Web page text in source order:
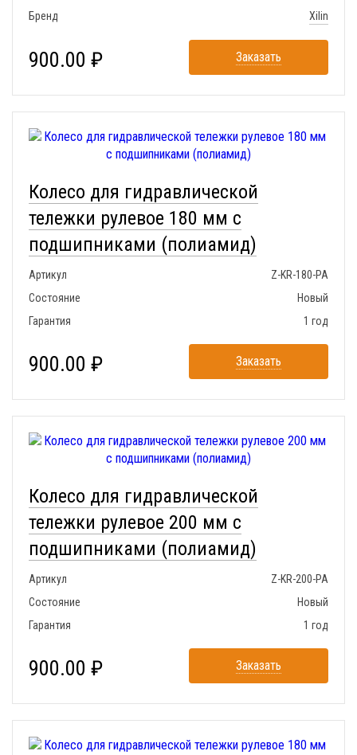
Бренд Xilin
900.00 ₽ Заказать
Колесо для гидравлической
тележки рулевое 180 мм с
подшипниками (полиамид)
Артикул
Z-KR-180-PA
Состояние
Новый
Гарантия
1 год
900.00 ₽ Заказать
Колесо для гидравлической
тележки рулевое 200 мм с
подшипниками (полиамид)
Артикул
Z-KR-200-PA
Состояние
Новый
Гарантия
1 год
900.00 ₽ Заказать